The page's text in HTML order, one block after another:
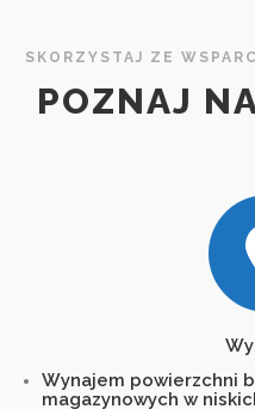
PROJEKTY KONTAKT
SKORZYSTAJ ZE
POZNAJ
Wynajem powierzchni
magazynowych w